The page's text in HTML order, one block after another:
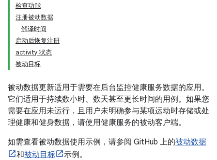
检查功能
注册被动数据
解译时间
启动后恢复注册
activity 状态
被动目标
被动数据更新适用于需要在后台监控健康服务数据的应用。
它们适用于持续数小时、数天甚至更长时间的用例。如果您
需要在应用未运行，且用户未明确参与某项运动时存储或处
理健康和健身数据，请使用健康服务的被动客户端。
如需查看被动数据使用示例，请参阅 GitHub 上的被动数据
和被动目标 示例。